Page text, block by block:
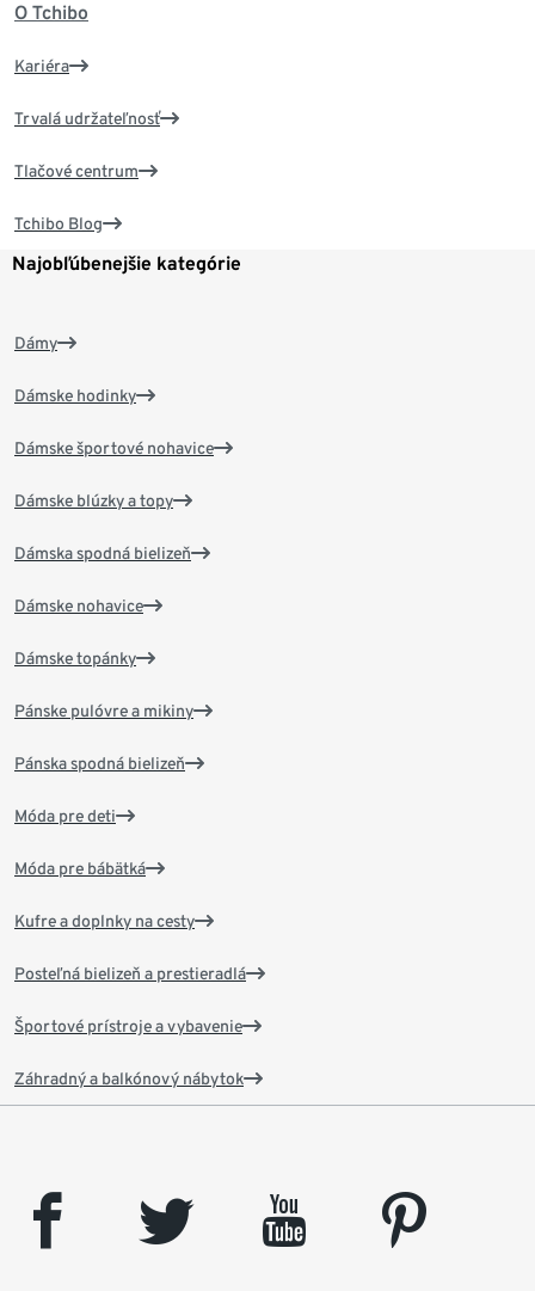
O Tchibo
Kariéra
Trvalá udržateľnosť
Tlačové centrum
Tchibo Blog
Najobľúbenejšie kategórie
Dámy
Dámske hodinky
Dámske športové nohavice
Dámske blúzky a topy
Dámska spodná bielizeň
Dámske nohavice
Dámske topánky
Pánske pulóvre a mikiny
Pánska spodná bielizeň
Móda pre deti
Móda pre bábätká
Kufre a doplnky na cesty
Posteľná bielizeň a prestieradlá
Športové prístroje a vybavenie
Záhradný a balkónový nábytok
facebook twitter youtube
pinterest